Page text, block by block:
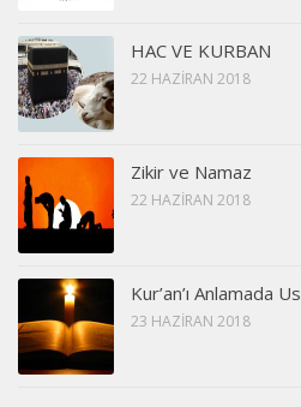
HAC VE KURBAN
22 HAZIRAN 2018
Zikir ve Namaz
22 HAZIRAN 2018
Kur’an’ı Anlamada
23 HAZIRAN 2018